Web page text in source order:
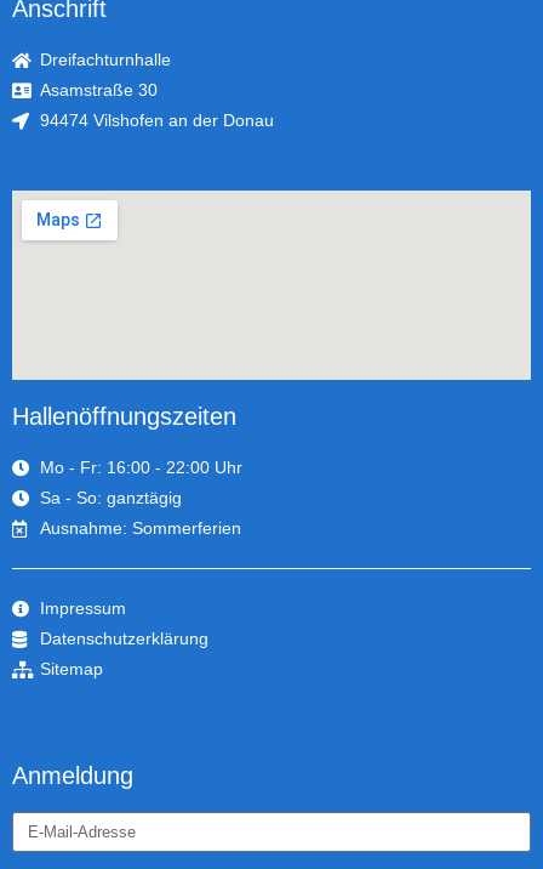
Anschrift
Dreifachturnhalle
Asamstraße 30
94474 Vilshofen an der Donau
Hallenöffnungszeiten
Mo - Fr: 16:00 - 22:00 Uhr
Sa - So: ganztägig
Ausnahme: Sommerferien
Impressum
Datenschutzerklärung
Sitemap
Anmeldung